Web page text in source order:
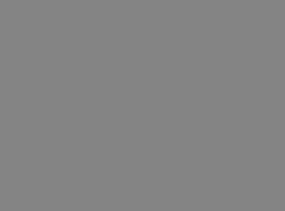
Hinweise
Verzeichnis